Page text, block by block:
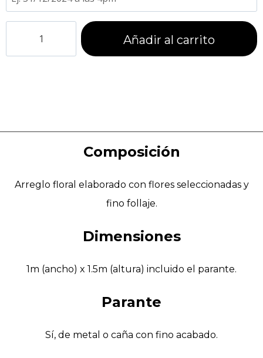
Añadir al carrito
Composición
Arreglo floral elaborado con flores seleccionadas y
fino follaje.
Dimensiones
1m (ancho) x 1.5m (altura) incluido el parante.
Parante
Sí, de metal o caña con fino acabado.